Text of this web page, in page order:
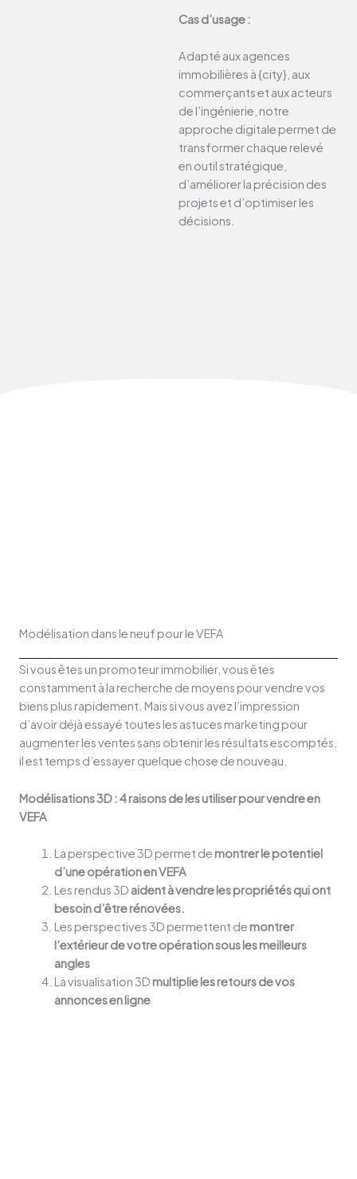
Cas d’usage :
Adapté aux agences
immobilières à {city}, aux
commerçants et aux acteurs
de l’ingénierie, notre
approche digitale permet de
transformer chaque relevé
en outil stratégique,
d’améliorer la précision des
projets et d’optimiser les
décisions.
Modélisation dans le neuf pour le VEFA
Si vous êtes un promoteur immobilier, vous êtes
constamment à la recherche de moyens pour vendre vos
biens plus rapidement. Mais si vous avez l’impression
d’avoir déjà essayé toutes les astuces marketing pour
augmenter les ventes sans obtenir les résultats escomptés,
il est temps d’essayer quelque chose de nouveau.
Modélisations 3D : 4 raisons de les utiliser pour vendre en
VEFA
La perspective 3D permet de montrer le potentiel
d’une opération en VEFA
Les rendus 3D aident à vendre les propriétés qui ont
besoin d’être rénovées.
Les perspectives 3D permettent de montrer
l’extérieur de votre opération sous les meilleurs
angles
La visualisation 3D multiplie les retours de vos
annonces en ligne